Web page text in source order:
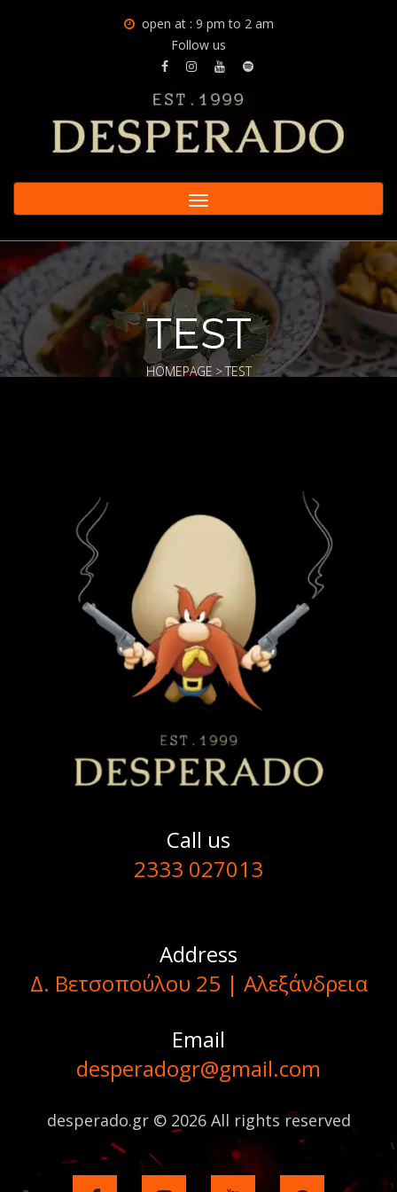
open at : 9 pm to 2 am
Follow us
Toggle
navigation
TEST
HOMEPAGE >TEST
Call us
2333 027013
Address
Δ. Βετσοπούλου 25 | Αλεξάνδρεια
Email
desperadogr@gmail.com
desperado.gr © 2026 All rights reserved